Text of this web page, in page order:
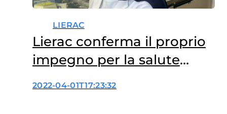
LIERAC
Lierac conferma il proprio
impegno per la salute
delle donne
2022-04-01T17:23:32